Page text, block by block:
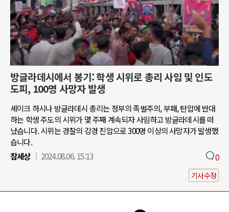
방글라데시에서 봉기: 학생 시위로 총리 사임 및 인도
도피, 100명 사망자 발생
셰이크 하시나 방글라데시 총리는 정부의 족벌주의, 부패, 탄압에 반대
하는 학생 주도의 시위가 몇 주째 계속되자 사임하고 방글라데시를 떠
났습니다. 시위는 경찰의 강경 진압으로 300명 이상의 사망자가 발생했
습니다.
참세상
2024.08.06. 15:13 0
기사수정